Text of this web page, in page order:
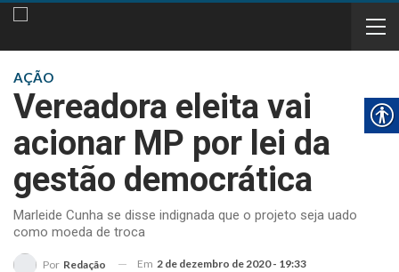
AÇÃO
Vereadora eleita vai
acionar MP por lei da
gestão democrática
Marleide Cunha se disse indignada que o projeto seja uado
como moeda de troca
Por Redação Em 2 de dezembro de 2020 - 19:33